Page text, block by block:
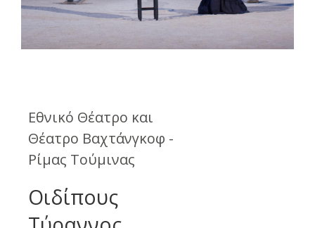
Εθνικό Θέατρο και
Θέατρο Βαχτάνγκοφ -
Ρίμας Τούμινας
Οιδίπους